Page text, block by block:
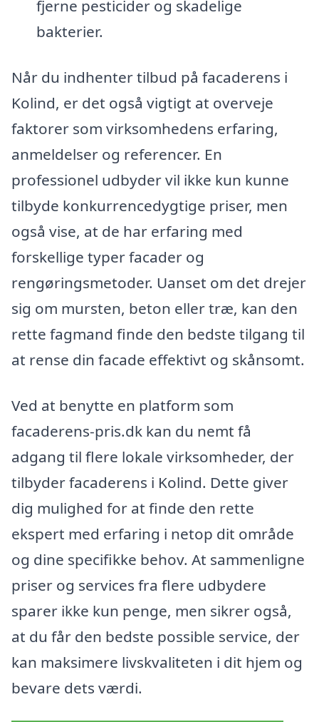
fjerne pesticider og skadelige
bakterier.
Når du indhenter tilbud på facaderens i
Kolind, er det også vigtigt at overveje
faktorer som virksomhedens erfaring,
anmeldelser og referencer. En
professionel udbyder vil ikke kun kunne
tilbyde konkurrencedygtige priser, men
også vise, at de har erfaring med
forskellige typer facader og
rengøringsmetoder. Uanset om det drejer
sig om mursten, beton eller træ, kan den
rette fagmand finde den bedste tilgang til
at rense din facade effektivt og skånsomt.
Ved at benytte en platform som
facaderens-pris.dk kan du nemt få
adgang til flere lokale virksomheder, der
tilbyder facaderens i Kolind. Dette giver
dig mulighed for at finde den rette
ekspert med erfaring i netop dit område
og dine specifikke behov. At sammenligne
priser og services fra flere udbydere
sparer ikke kun penge, men sikrer også,
at du får den bedste possible service, der
kan maksimere livskvaliteten i dit hjem og
bevare dets værdi.